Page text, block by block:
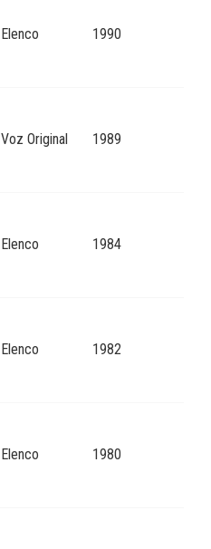
Elenco 1990
Voz Original 1989
Elenco 1984
Elenco 1982
Elenco 1980